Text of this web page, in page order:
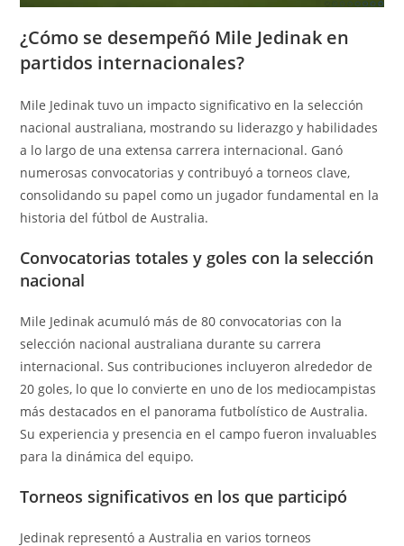
¿Cómo se desempeñó Mile Jedinak en
partidos internacionales?
Mile Jedinak tuvo un impacto significativo en la selección
nacional australiana, mostrando su liderazgo y habilidades
a lo largo de una extensa carrera internacional. Ganó
numerosas convocatorias y contribuyó a torneos clave,
consolidando su papel como un jugador fundamental en la
historia del fútbol de Australia.
Convocatorias totales y goles con la selección
nacional
Mile Jedinak acumuló más de 80 convocatorias con la
selección nacional australiana durante su carrera
internacional. Sus contribuciones incluyeron alrededor de
20 goles, lo que lo convierte en uno de los mediocampistas
más destacados en el panorama futbolístico de Australia.
Su experiencia y presencia en el campo fueron invaluables
para la dinámica del equipo.
Torneos significativos en los que participó
Jedinak representó a Australia en varios torneos